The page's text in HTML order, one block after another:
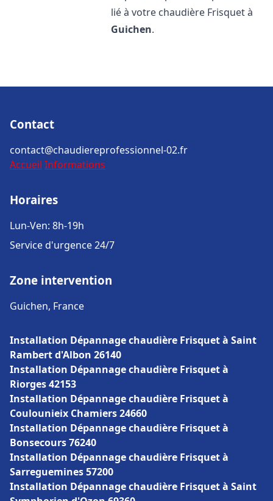
lié à votre chaudière Frisquet à
Guichen.
Contact
contact@chaudiereprofessionnel-02.fr
Accueil Informations
Horaires
Lun-Ven: 8h-19h
Service d'urgence 24/7
Zone intervention
Guichen, France
Installation Dépannage chaudière Frisquet à Saint
Rambert d'Albon 26140
Installation Dépannage chaudière Frisquet à
Riorges 42153
Installation Dépannage chaudière Frisquet à
Coulounieix Chamiers 24660
Installation Dépannage chaudière Frisquet à
Bonsecours 76240
Installation Dépannage chaudière Frisquet à
Sarreguemines 57200
Installation Dépannage chaudière Frisquet à Saint